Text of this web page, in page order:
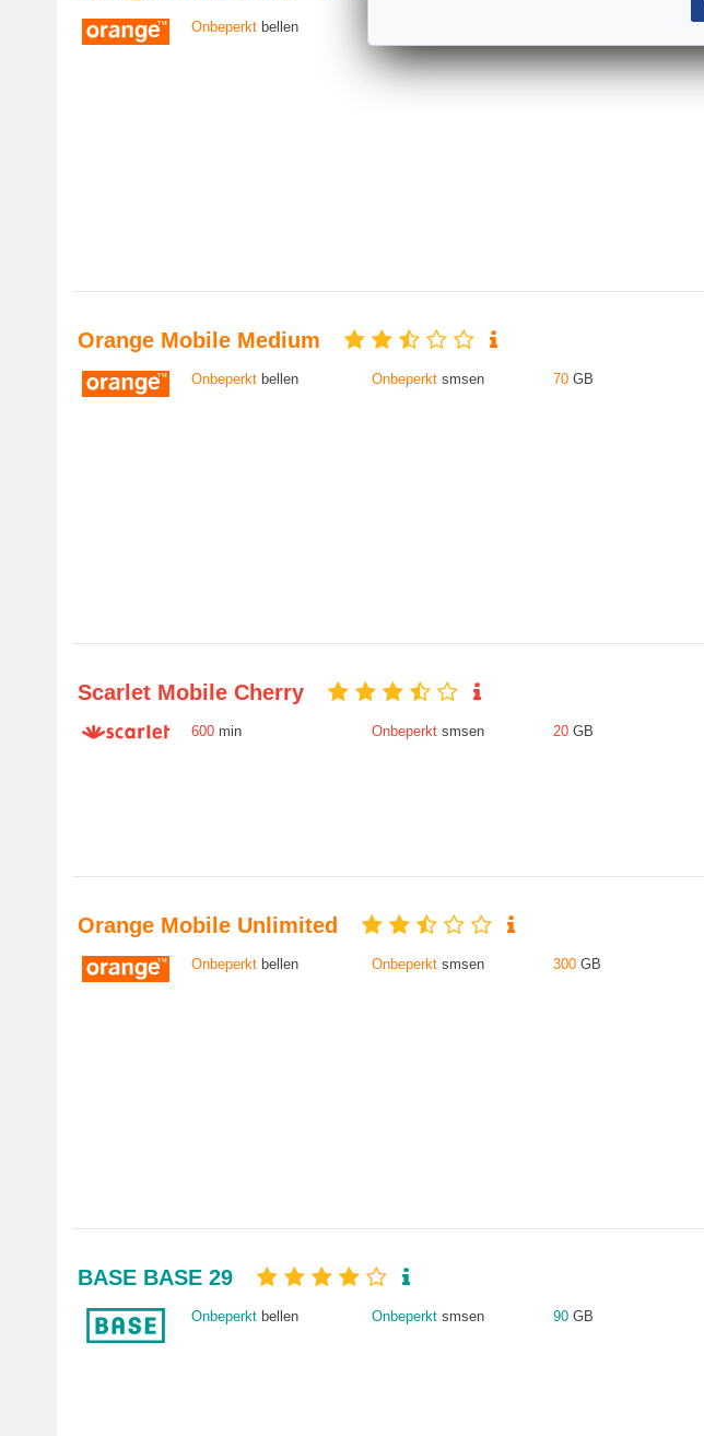
Onbeperktbellen
Orange Mobile Medium
Onbeperktbellen Onbeperkt smsen 70 GB
Scarlet Mobile Cherry
600min Onbeperkt smsen 20 GB
Orange Mobile Unlimited
Onbeperktbellen Onbeperkt smsen 300 GB
BASE BASE 29
Onbeperktbellen Onbeperkt smsen 90 GB